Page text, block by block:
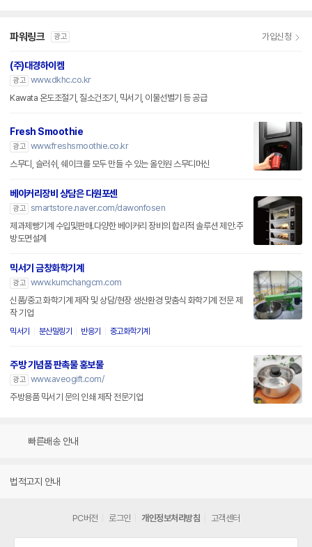
파워링크 광고 가입신청
(주)대경하이켐
광고 www.dkhc.co.kr
Kawata 온도조절기, 질소건조기, 믹서기, 이물선별기 등 공급
Fresh Smoothie
광고 www.freshsmoothie.co.kr
스무디, 슬러쉬, 쉐이크를 모두 만들 수 있는 올인원 스무디머신
베이커리장비 상담은 다원포센
광고 smartstore.naver.com/dawonfosen
제과제빵기계 수입및판매.다양한 베이커리 장비의 합리적 솔루션 제안.주
방도면설계
믹서기 금창화학기계
광고 www.kumchangcm.com
신품/중고 화학기계 제작 및 상담/현장 생산환경 맞춤식 화학기계 전문 제
작 기업
믹서기 분산밀링기 반응기 중고화학기계
주방 기념품 판촉물 홍보물
광고 www.aveogift.com/
주방용품 믹서기 문의 인쇄 제작 전문기업
빠른배송 안내
법적고지 안내
PC버전 로그인 개인정보처리방침 고객센터